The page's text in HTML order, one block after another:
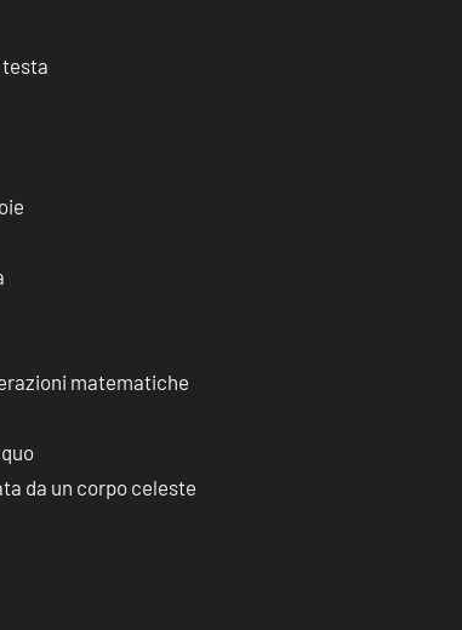
testa
matematiche
da un corpo celeste